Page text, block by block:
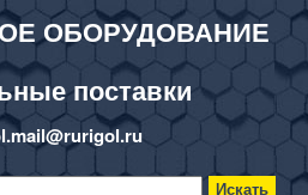
ОБОРУДОВАНИЕ
поставки